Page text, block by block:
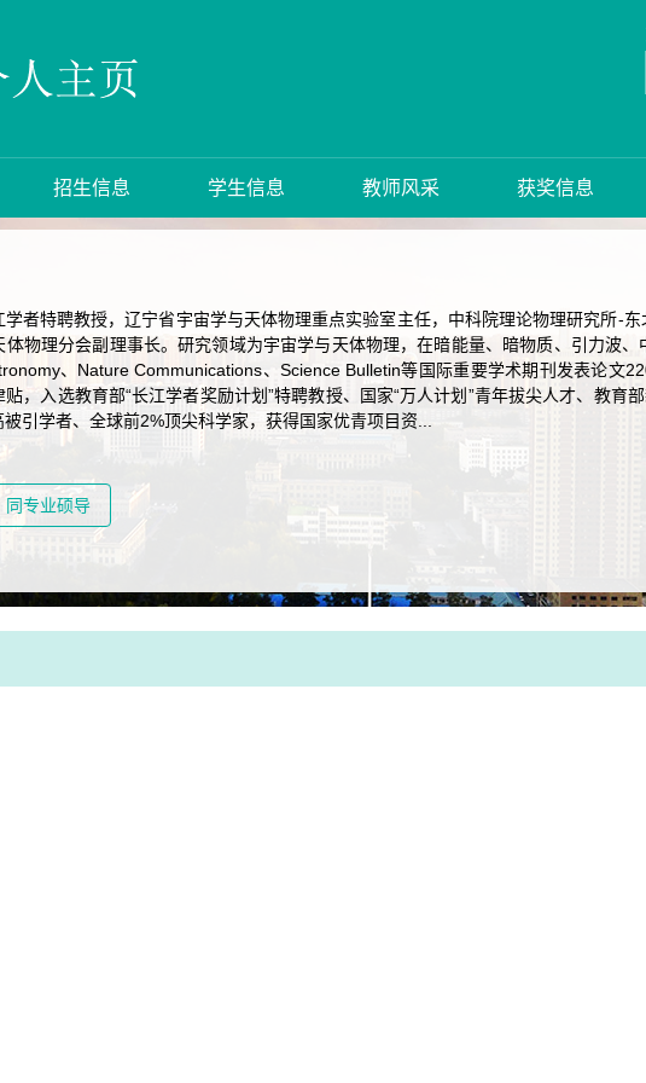
招生信息 学生信息 教师风采 获奖信息
者特聘教授，辽宁省宇宙学与天体物理重点实验室主任，中科院理论物理研究所-
物理分会副理事长。研究领域为宇宙学与天体物理，在暗能量、暗物质、引力波
、Nature Communications、Science Bulletin等国际重要学术期刊发表论文
，入选教育部“长江学者奖励计划”特聘教授、国家“万人计划”青年拔尖人才、教育
引学者、全球前2%顶尖科学家，获得国家优青项目资...
同专业硕导